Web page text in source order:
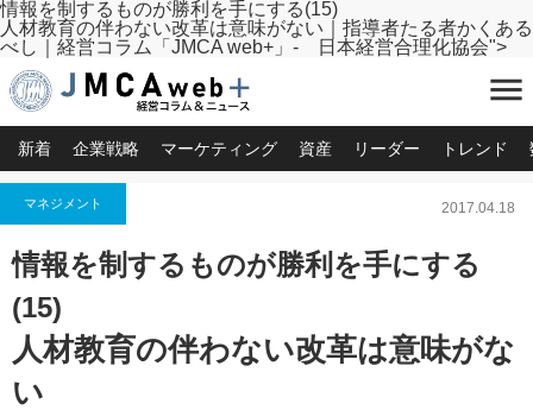
情報を制するものが勝利を手にする(15)
人材教育の伴わない改革は意味がない｜指導者たる者かくある
べし｜経営コラム「JMCA web+」- 日本経営合理化協会">
menu
新着 企業戦略 マーケティング 資産 リーダー トレンド
マネジメント 2017.04.18
情報を制するものが勝利を手にする
(15)
人材教育の伴わない改革は意味がな
い